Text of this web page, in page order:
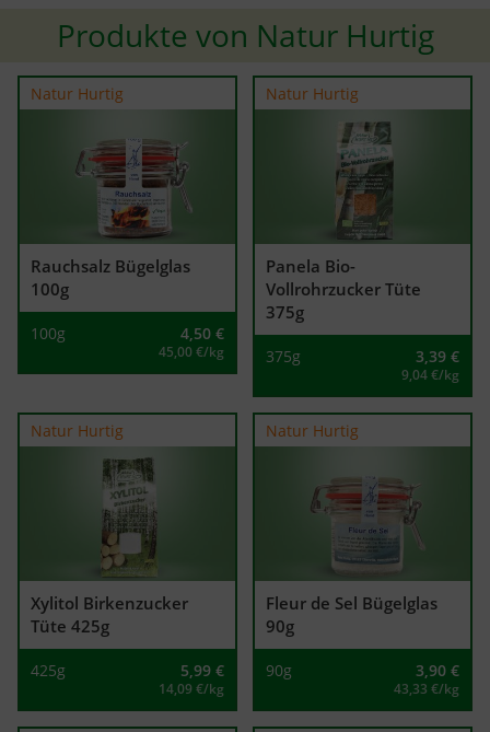
Produkte von Natur Hurtig
Natur Hurtig
Rauchsalz Bügelglas
100g
100g 4,50 €
45,00 €/kg
Natur Hurtig
Panela Bio-
Vollrohrzucker Tüte
375g
375g 3,39 €
9,04 €/kg
Natur Hurtig
Xylitol Birkenzucker
Tüte 425g
425g 5,99 €
14,09 €/kg
Natur Hurtig
Fleur de Sel Bügelglas
90g
90g 3,90 €
43,33 €/kg